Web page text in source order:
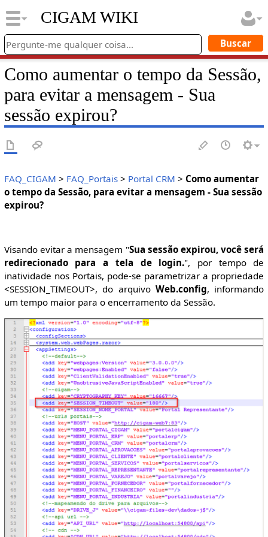
CIGAM WIKI
Como aumentar o tempo da Sessão,
para evitar a mensagem - Sua
sessão expirou?
FAQ_CIGAM > FAQ_Portais> Portal CRM > Como aumentar
o tempo da Sessão, para evitar a mensagem - Sua sessão
expirou?
Visando evitar a mensagem "Sua sessão expirou, você será
redirecionado para a tela de login.", por tempo de
inatividade nos Portais, pode-se parametrizar a propriedade
<SESSION_TIMEOUT>, do arquivo Web.config, informando
um tempo maior para o encerramento da Sessão.